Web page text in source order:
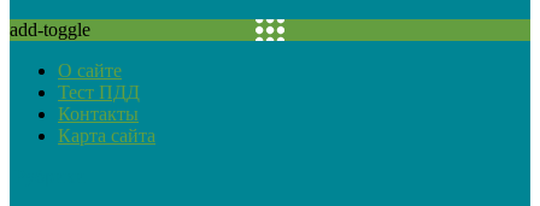
add-toggle
О сайте
Тест ПДД
Контакты
Карта сайта